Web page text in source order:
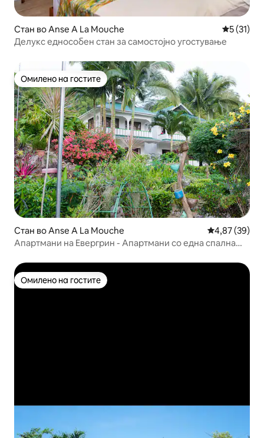
Стан во Anse A La Mouche
5 (31)
Делукс еднособен стан за самостојно угостување
Омилено на гостите
Омилено на гостите
Стан во Anse A La Mouche Просечна
4,87 (39)
Апартмани на Евергрин - Апартмани со една спална
Омилено на гостите
Омилено на гостите